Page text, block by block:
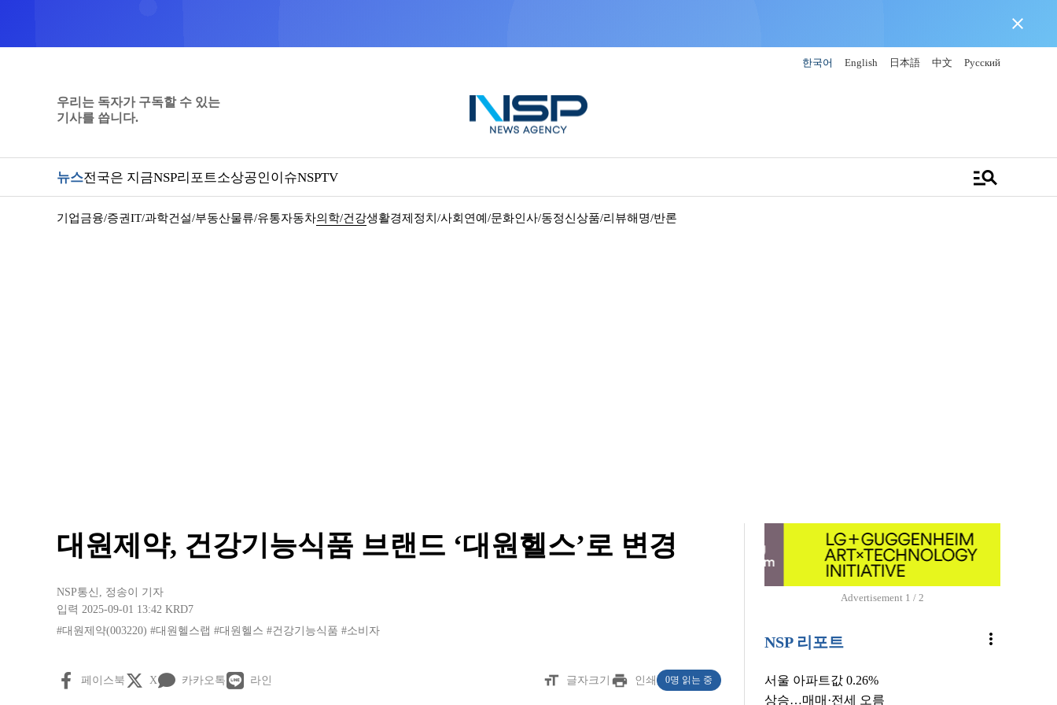
close
한국어 English 日本語 中文 Русский
우리는 독자가 구독할 수 있는
기사를 씁니다.
뉴스전국은 지금NSP리포트소상공인이슈NSPTV manage_search
기업금융/증권IT/과학건설/부동산물류/유통자동차의학/건강생활경제 정치/사회 연예/문화인사/동정신상품/리뷰해명/반론
대원제약, 건강기능식품 브랜드 ‘대원헬스’로 변경
NSP통신 , 정송이 기자
입력 2025-09-01 13:42 KRD7
#대원제약(003220) #대원헬스랩 #대원헬스 #건강기능식품 #소비자
페이스북 X 카카오톡 라인 format_size 글자크기 print 인쇄 0명 읽는 중
Advertisement 1 / 2
NSP 리포트 more_vert
서울 아파트값 0.26%
상승…매매·전세 오름